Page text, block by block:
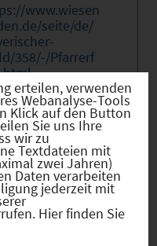
www.wiesen
seite/de/
358/-/Pfarrerf
erteilen, verwenden
Webanalyse-Tools
Klick auf den Button
Sie uns Ihre
wir zu
Textdateien mit
zwei Jahren)
Daten verarbeiten
jederzeit mit
Hier finden Sie